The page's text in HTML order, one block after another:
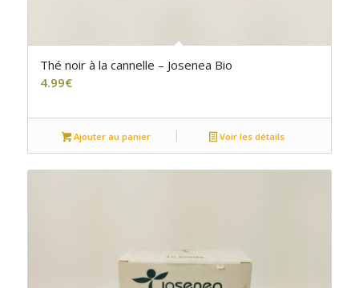
Thé noir à la cannelle – Josenea Bio
4.99€
Ajouter au panier Voir les détails